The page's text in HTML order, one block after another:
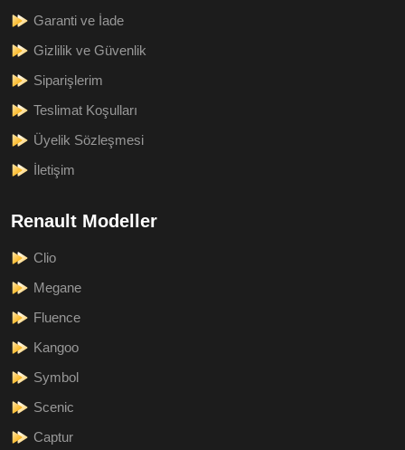
Garanti ve İade
Gizlilik ve Güvenlik
Siparişlerim
Teslimat Koşulları
Üyelik Sözleşmesi
İletişim
Renault Modeller
Clio
Megane
Fluence
Kangoo
Symbol
Scenic
Captur